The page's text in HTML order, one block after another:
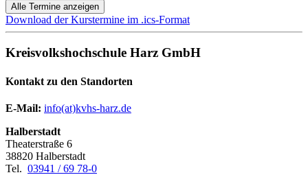
Alle Termine anzeigen
Download der Kurstermine im .ics-Format
Kreisvolkshochschule Harz GmbH
Kontakt zu den Standorten
E-Mail: info(at)kvhs-harz.de
Halberstadt
Theaterstraße 6
38820 Halberstadt
Tel. 03941 / 69 78-0